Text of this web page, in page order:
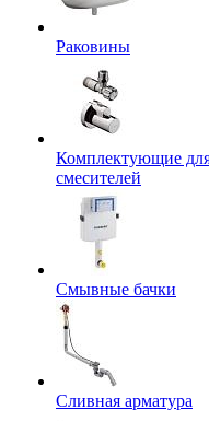
Раковины
Комплектующие
смесителей
Смывные бачки
Сливная арматура